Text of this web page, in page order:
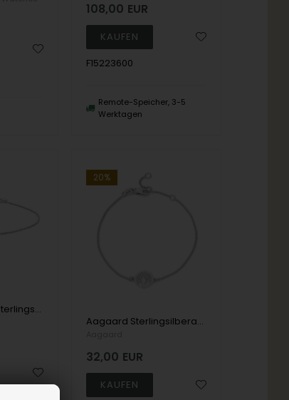
108,00 EUR
F15223600
Remote-Speicher, 3-5
Werktagen
Joanli Nor Caia Sterlingsilber-Armband mit glänzender Oberfläche
20%
Aagaard Sterlingsilberarmband, Lebensbaum mit polierter Oberfläche, Modell 11104309-16
32,00 EUR